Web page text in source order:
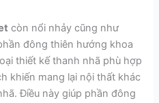
còn nổi nhảy cũng như
đông thiên hướng khoa
thiết kế thanh nhã phù hợp
khiến mang lại nội thất khác
Điều này giúp phần đông